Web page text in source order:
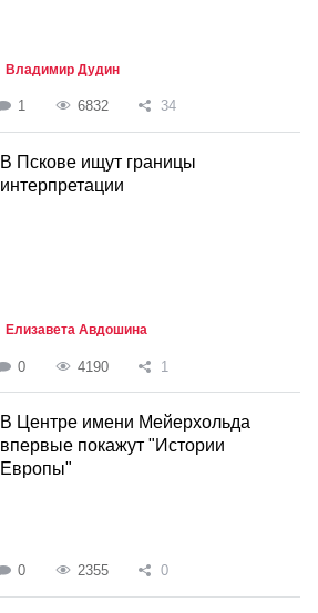
Владимир Дудин
1 6832 34
В Пскове ищут границы
интерпретации
Елизавета Авдошина
0 4190 1
В Центре имени Мейерхольда
впервые покажут "Истории
Европы"
0 2355 0